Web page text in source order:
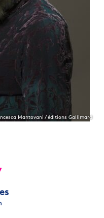
Mantovani / éditions Gallimard